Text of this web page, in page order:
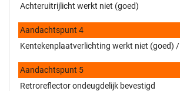
Achteruitrijlicht werkt niet (goed)
Aandachtspunt 4
Kentekenplaatverlichting werkt niet (goed)
Aandachtspunt 5
Retroreflector ondeugdelijk bevestigd